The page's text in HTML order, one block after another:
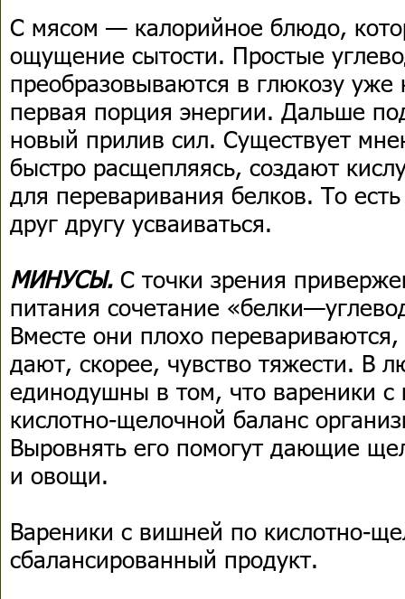
С мясом — калорийное блюдо,
ощущение сытости. Простые
преобразовываются в глюкозу уже
первая порция энергии. Дальше
новый прилив сил. Существует
быстро расщепляясь, создают
для переваривания белков. То
друг другу усваиваться.
МИНУСЫ. С точки зрения
питания сочетание
Вместе они плохо
дают, скорее, чувство тяжести. В
единодушны в том, что вареники с
кислотно-щелочной баланс
Выровнять его помогут дающие
и овощи.
Вареники с вишней по кислотно-
сбалансированный продукт.